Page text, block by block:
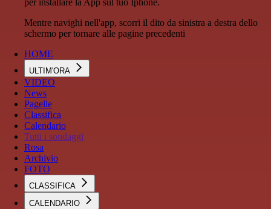
per installare la App sul tuo Iphone.
Mentre navighi nell'app, scorri il dito da sinistra a destra dello
schermo per tornare alle pagine precedenti
HOME
ULTIM'ORA
VIDEO
News
Pagelle
Classifica
Calendario
Tutti i sondaggi
Rosa
Archivio
FOTO
CLASSIFICA
CALENDARIO